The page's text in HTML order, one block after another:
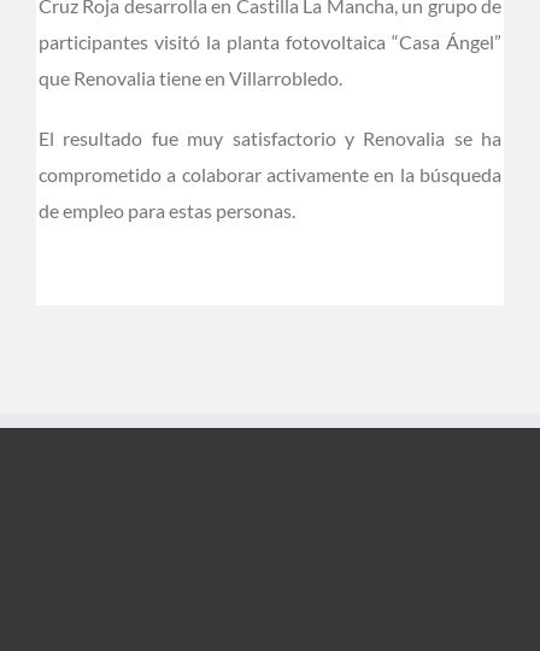
Cruz Roja desarrolla en Castilla La Mancha, un grupo de
participantes visitó la planta fotovoltaica “Casa Ángel”
que Renovalia tiene en Villarrobledo.
El resultado fue muy satisfactorio y Renovalia se ha
comprometido a colaborar activamente en la búsqueda
de empleo para estas personas.